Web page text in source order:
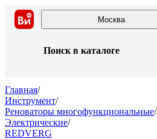
Москва
Поиск в каталоге
Главная/
Инструмент/
Реноваторы многофункциональные/
Электрические/
REDVERG